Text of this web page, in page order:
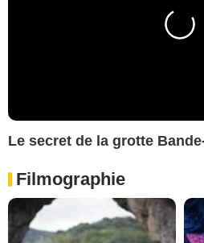
Le secret de la grotte
Filmographie